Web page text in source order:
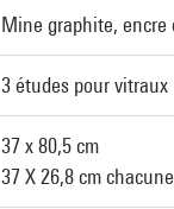
Mine graphite, encre
3 études pour vitraux
37 x 80,5 cm
37 X 26,8 cm chacune